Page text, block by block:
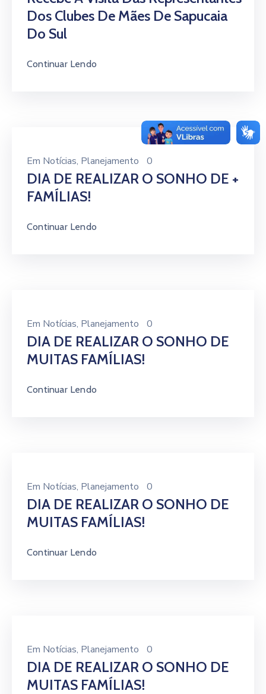
Dos Clubes De Mães De Sapucaia
Do Sul
Continuar Lendo
Em Notícias‚ Planejamento 0
DIA DE REALIZAR O SONHO DE +
FAMÍLIAS!
Continuar Lendo
Em Notícias‚ Planejamento 0
DIA DE REALIZAR O SONHO DE
MUITAS FAMÍLIAS!
Continuar Lendo
Em Notícias‚ Planejamento 0
DIA DE REALIZAR O SONHO DE
MUITAS FAMÍLIAS!
Continuar Lendo
Em Notícias‚ Planejamento 0
DIA DE REALIZAR O SONHO DE
MUITAS FAMÍLIAS!